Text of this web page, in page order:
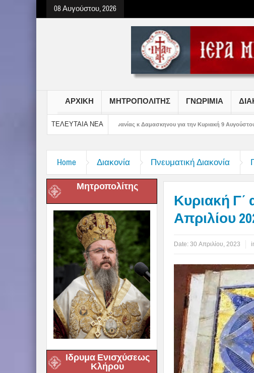
08 Αυγούστου, 2026
ΑΡΧΙΚΗ ΜΗΤΡΟΠΟΛΙΤΗΣ ΓΝΩΡΙΜΙΑ
ΤΕΛΕΥΤΑΙΑ ΝΕΑ
Αιτωλίας και Ακαρνανίας κ Δαμασκηνου για την Κυριακή 9 Αυγούστου 2026 Η
Home Διακονία Πνευματική Διακονία
Μητροπολίτης
Ιδρυμα Ενισχύσεως
Κλήρου
Κυριακή
Απριλίου
Date: 30 Απριλίου, 2023